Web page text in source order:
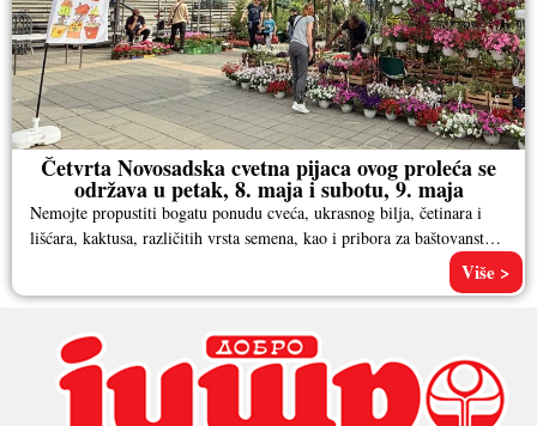
Četvrta Novosadska cvetna pijaca ovog proleća se
održava u petak, 8. maja i subotu, 9. maja
Nemojte propustiti bogatu ponudu cveća, ukrasnog bilja, četinara i
lišćara, kaktusa, različitih vrsta semena, kao i pribora za baštovanstvo.
Više >